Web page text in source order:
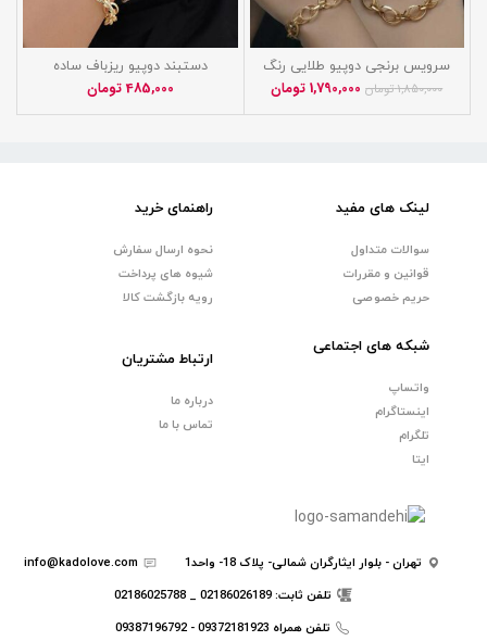
سرویس برنجی دوپیو طلایی رنگ
100% ثابت تضمینی
1,850,000تومان 1,790,000 تومان
دستبند دوپیو ریزباف ساده
485,000 تومان
لینک های مفید
سوالات متداول
قوانین و مقررات
حریم خصوصی
راهنمای خرید
نحوه ارسال سفارش
شیوه های پرداخت
رویه بازگشت کالا
شبکه های اجتماعی
واتساپ
اینستاگرام
تلگرام
ایتا
ارتباط مشتریان
درباره ما
تماس با ما
تهران - بلوار ایثارگران شمالی- پلاک 18- واحد1
info@kadolove.com
تلفن ثابت: 02186026189 _ 02186025788
تلفن همراه 09372181923 - 09387196792